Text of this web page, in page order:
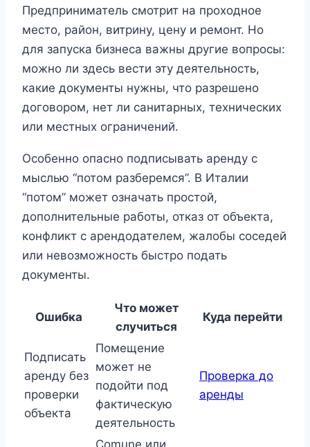
Предприниматель смотрит на проходное
место, район, витрину, цену и ремонт. Но
для запуска бизнеса важны другие вопросы:
можно ли здесь вести эту деятельность,
какие документы нужны, что разрешено
договором, нет ли санитарных, технических
или местных ограничений.
Особенно опасно подписывать аренду с
мыслью “потом разберемся”. В Италии
“потом” может означать простой,
дополнительные работы, отказ от объекта,
конфликт с арендодателем, жалобы соседей
или невозможность быстро подать
документы.
Ошибка
Что может
случиться
Куда перейти
Подписать
аренду без
проверки
объекта
Помещение
может не
подойти под
фактическую
деятельность
Проверка до
аренды
Comune или